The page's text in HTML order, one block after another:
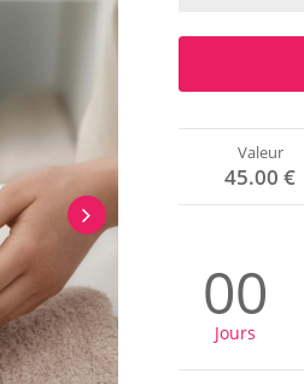
Valeur
45.00 €
00
Jours